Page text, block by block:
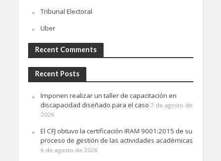
Tribunal Electoral
Uber
Recent Comments
Recent Posts
Imponen realizar un taller de capacitación en
discapacidad diseñado para el caso 7 de agosto de
2026
El CFJ obtuvo la certificación IRAM 9001:2015 de su
proceso de gestión de las actividades académicas
6 de agosto de 2026